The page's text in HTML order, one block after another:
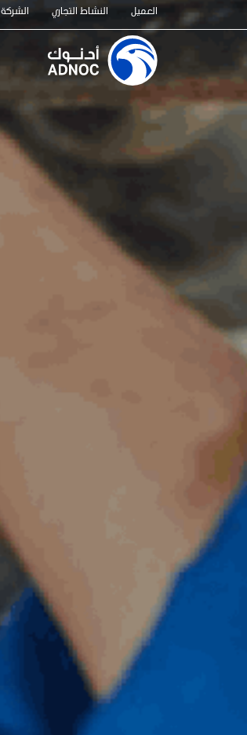
العميل النشاط التجاري الشركة